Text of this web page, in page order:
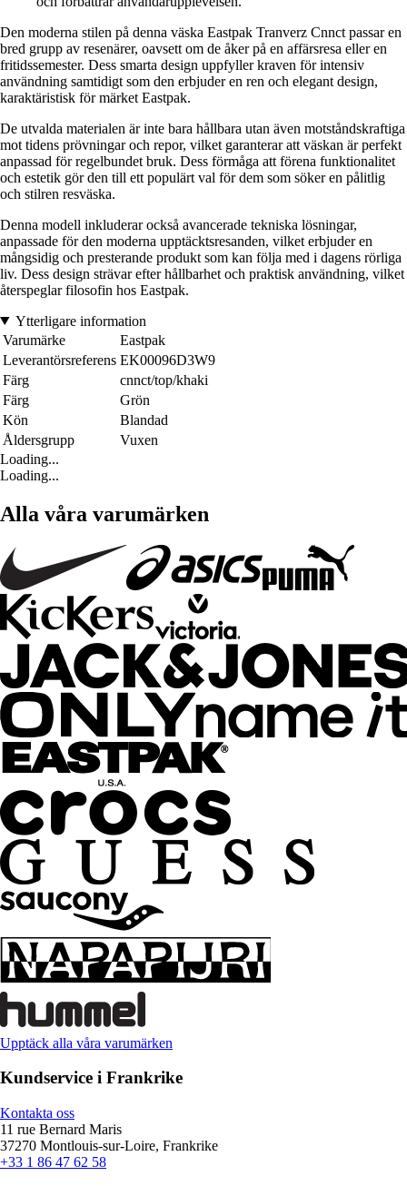
Den moderna stilen på denna väska Eastpak Tranverz Cnnct passar en
bred grupp av resenärer, oavsett om de åker på en affärsresa eller en
fritidssemester. Dess smarta design uppfyller kraven för intensiv
användning samtidigt som den erbjuder en ren och elegant design,
karaktäristisk för märket Eastpak.
De utvalda materialen är inte bara hållbara utan även motståndskraftiga
mot tidens prövningar och repor, vilket garanterar att väskan är perfekt
anpassad för regelbundet bruk. Dess förmåga att förena funktionalitet
och estetik gör den till ett populärt val för dem som söker en pålitlig
och stilren resväska.
Denna modell inkluderar också avancerade tekniska lösningar,
anpassade för den moderna upptäcktsresanden, vilket erbjuder en
mångsidig och presterande produkt som kan följa med i dagens rörliga
liv. Dess design strävar efter hållbarhet och praktisk användning, vilket
återspeglar filosofin hos Eastpak.
Ytterligare information
Varumärke
Eastpak
Leverantörsreferens EK00096D3W9
Färg
cnnct/top/khaki
Färg
Grön
Kön
Blandad
Åldersgrupp
Vuxen
Loading...
Loading...
Alla våra varumärken
Upptäck alla våra varumärken
Kundservice i Frankrike
Kontakta oss
11 rue Bernard Maris
37270 Montlouis-sur-Loire, Frankrike
+33 1 86 47 62 58